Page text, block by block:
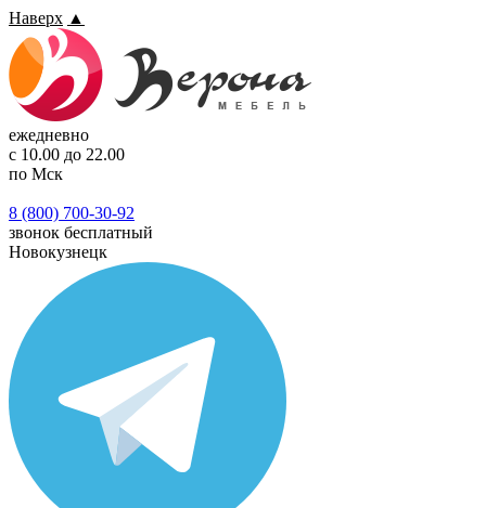
Наверх ▲
ежедневно
с 10.00 до 22.00
по Мск
8 (800) 700-30-92
звонок бесплатный
Новокузнецк